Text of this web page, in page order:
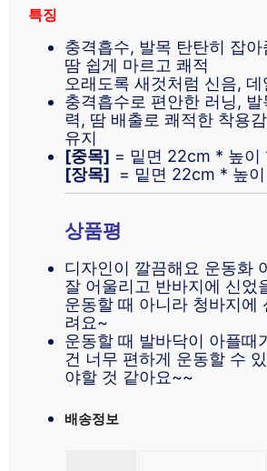
특징
충격흡수, 발목 탄탄히 잡
땀 쉽게 마르고 쾌적
오래도록 새것처럼 신음, 데
충격흡수로 편안한 러닝,
력, 땀 배출로 쾌적한 착용
유지
[중목] = 밑면 22cm * 높이
[장목] = 밑면 22cm * 높
상품평
디자인이 깔끔해요 운동화
잘 어울리고 반바지에 신었
운동할 때 아니라 청바지에
려요~
운동할 때 발바닥이 아플때
건 너무 편하게 운동할 수
야할 것 같아요~~
배송정보